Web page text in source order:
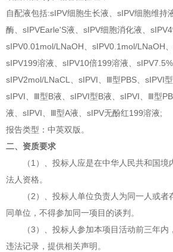
自配液包括:sIPV细胞生长液、sIPV细胞维持
酶、sIPVEarle'S液、sIPV细胞消化液、
sIPV0.01mol/LNaOH、sIPV0.1mol/LNaOH
sIPV199溶液、sIPV10倍199溶液、
sIPV2mol/LNaCL、sIPVI、Ⅲ型PBS、sIPVI型
sIPVI、Ⅲ型B液、sIPVI型B液、sIPVI、Ⅲ型
液、sIPVI、Ⅲ型A液、sIPV无酚红199溶液;
报告类型：中英双版。
二、资质要求
（1）、投标人应是在中华人民共和国境
法人资格。
（2）、投标人单位负责人为同一人或者
同单位，不得参加同一项目的谈判。
（3）、投标人参加本项目活动前三年内
违法记录，提供相关声明。